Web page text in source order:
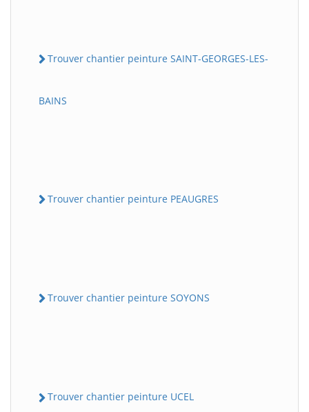
Trouver chantier peinture SAINT-GEORGES-LES-
BAINS
Trouver chantier peinture PEAUGRES
Trouver chantier peinture SOYONS
Trouver chantier peinture UCEL